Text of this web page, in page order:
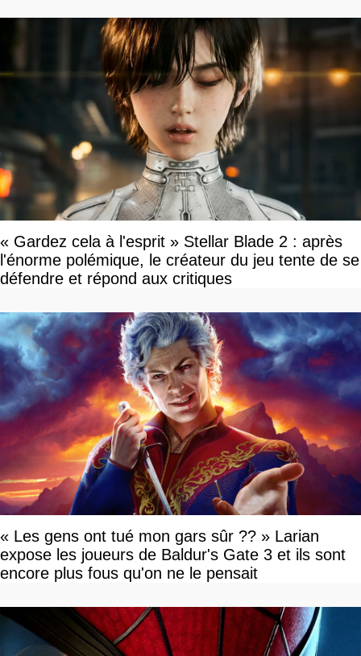
« Gardez cela à l'esprit » Stellar Blade 2 : après
l'énorme polémique, le créateur du jeu tente de se
défendre et répond aux critiques
« Les gens ont tué mon gars sûr ?? » Larian
expose les joueurs de Baldur's Gate 3 et ils sont
encore plus fous qu'on ne le pensait